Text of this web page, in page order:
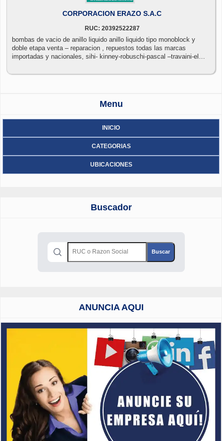
CORPORACION ERAZO S.A.C
RUC: 20392522287
bombas de vacio de anillo liquido anillo liquido tipo monoblock y
doble etapa venta – reparacion , repuestos todas las marcas
importadas y nacionales, sihi- kinney-robuschi-pascal –travaini-elmo-
nextel 424*0619 www.corporacionerazo.com
Menu
INICIO
CATEGORIAS
UBICACIONES
Buscador
ANUNCIA AQUI